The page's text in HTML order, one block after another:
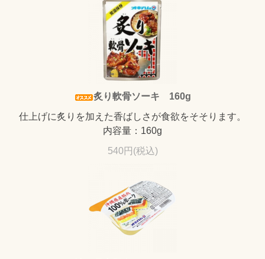
炙り軟骨ソーキ 160g
仕上げに炙りを加えた香ばしさが食欲をそそります。
内容量：160g
540円(税込)